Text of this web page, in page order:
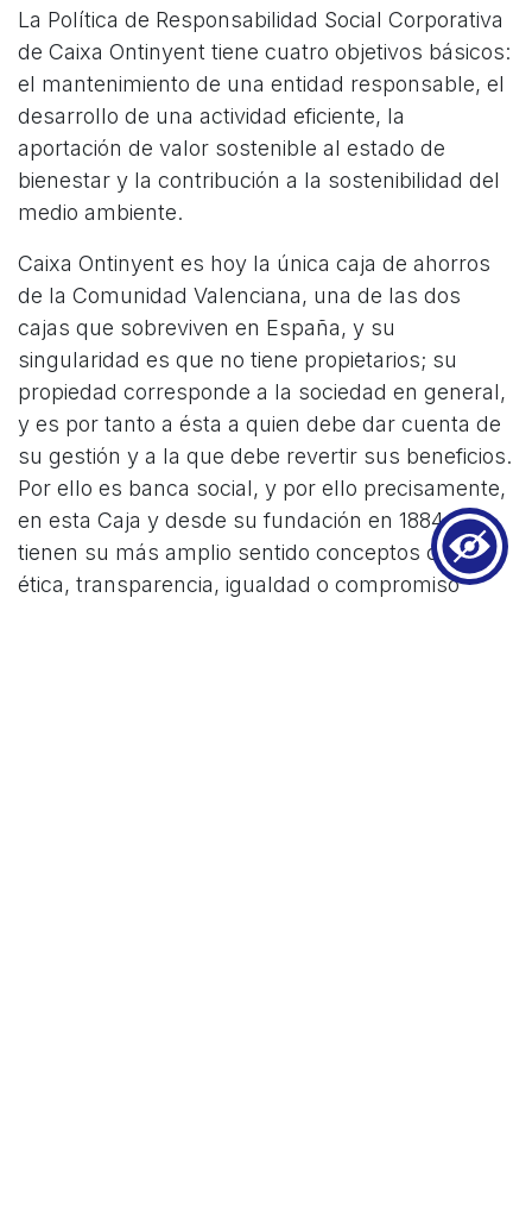
La Política de Responsabilidad Social Corporativa
de Caixa Ontinyent tiene cuatro objetivos básicos:
el mantenimiento de una entidad responsable, el
desarrollo de una actividad eficiente, la
aportación de valor sostenible al estado de
bienestar y la contribución a la sostenibilidad del
medio ambiente.
Caixa Ontinyent es hoy la única caja de ahorros
de la Comunidad Valenciana, una de las dos
cajas que sobreviven en España, y su
singularidad es que no tiene propietarios; su
propiedad corresponde a la sociedad en general,
y es por tanto a ésta a quien debe dar cuenta de
su gestión y a la que debe revertir sus beneficios.
Por ello es banca social, y por ello precisamente,
en esta Caja y desde su fundación en 1884,
tienen su más amplio sentido conceptos como
ética, transparencia, igualdad o compromiso